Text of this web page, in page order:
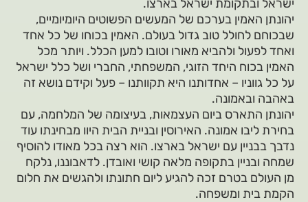
ישראל ובתקומת ישראל בארצו.
יהונתן האמין בערכם של המעשים הפשוטים היומיומיים,
שבכוחם לחולל טוב גדול בעולם. האמין בכוחו של כל אחד
ואחד לפעול ולהביא מאורו וטובו למען הכלל. ויותר מכל
האמין בכוח היחד הזוגי, המשפחתי, החברי ושל כלל ישראל
על כל גווניו – אחדותנו היא תקוותנו – פעל וקידם נושא זה
באהבה ובאמונה.
יהונתן התארס ביום העצמאות, בעיצומה של המלחמה, עם
בחירת ליבו אמונה. האירוסין ובניית הבית היוו מבחינתו עוד
נדבך בבניין עם ישראל בארצו. הוא רצה בכל מאודו להוסיף
שמחה ובניין בתקופה מלאה קושי ואובדן. לדאבוננו, נלקח
מן העולם בטרם זכה להגיע ליום חתונתו ולהגשים את חלום
הקמת בית ומשפחה.